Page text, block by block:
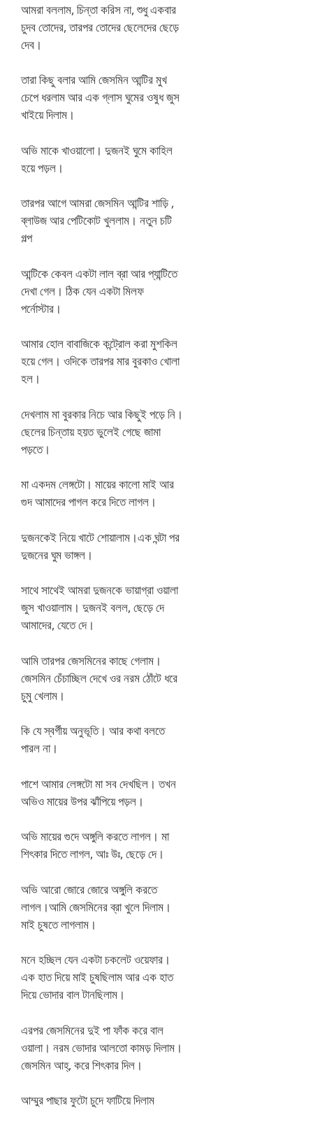
আমরা বললাম, চিন্তা করিস না, শুধু একবার
চুদব তোদের, তারপর তোদের ছেলেদের ছেড়ে
দেব।
তারা কিছু বলার আমি জেসমিন আন্টির মুখ
চেপে ধরলাম আর এক গ্লাস ঘুমের ওষুধ জুস
খাইয়ে দিলাম।
অভি মাকে খাওয়ালো। দুজনই ঘুমে কাহিল
হয়ে পড়ল।
তারপর আগে আমরা জেসমিন আন্টির শাড়ি ,
ব্লাউজ আর পেটিকোট খুললাম। নতুন চটি
গল্প
আন্টিকে কেবল একটা লাল ব্রা আর প্যান্টিতে
দেখা গেল। ঠিক যেন একটা মিলফ
পর্নোস্টার।
আমার হোল বাবাজিকে কন্ট্রোল করা মুশকিল
হয়ে গেল। ওদিকে তারপর মার বুরকাও খোলা
হল।
দেখলাম মা বুরকার নিচে আর কিছুই পড়ে নি।
ছেলের চিন্তায় হয়ত ভুলেই গেছে জামা
পড়তে।
মা একদম লেঙ্গটো। মায়ের কালো মাই আর
গুদ আমাদের পাগল করে দিতে লাগল।
দুজনকেই নিয়ে খাটে শোয়ালাম।এক ঘন্টা পর
দুজনের ঘুম ভাঙ্গল।
সাথে সাথেই আমরা দুজনকে ভায়াগ্রা ওয়ালা
জুস খাওয়ালাম। দুজনই বলল, ছেড়ে দে
আমাদের, যেতে দে।
আমি তারপর জেসমিনের কাছে গেলাম।
জেসমিন চেঁচাচ্ছিল দেখে ওর নরম ঠোঁটে ধরে
চুমু খেলাম।
কি যে স্বর্গীয় অনুভূতি। আর কথা বলতে
পারল না।
পাশে আমার লেঙ্গটো মা সব দেখছিল। তখন
অভিও মায়ের উপর ঝাঁপিয়ে পড়ল।
অভি মায়ের গুদে অঙ্গুলি করতে লাগল। মা
শিৎকার দিতে লাগল, আঃ উঃ, ছেড়ে দে।
অভি আরো জোরে জোরে অঙ্গুলি করতে
লাগল।আমি জেসমিনের ব্রা খুলে দিলাম।
মাই চুষতে লাগলাম।
মনে হচ্ছিল যেন একটা চকলেট ওয়েফার।
এক হাত দিয়ে মাই চুষছিলাম আর এক হাত
দিয়ে ভোদার বাল টানছিলাম।
এরপর জেসমিনের দুই পা ফাঁক করে বাল
ওয়ালা। নরম ভোদার আলতো কামড় দিলাম।
জেসমিন আহ্, করে শিৎকার দিল।
আম্মুর পাছার ফুটো চুদে ফাটিয়ে দিলাম